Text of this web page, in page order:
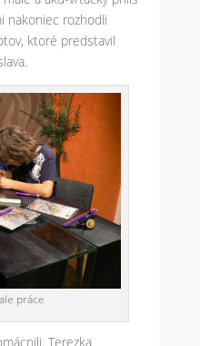
nakoniec rozhodli
ktoré predstavil
práce
Terezka